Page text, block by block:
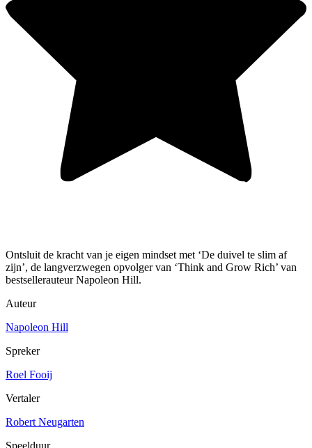
Ontsluit de kracht van je eigen mindset met ‘De duivel te slim af
zijn’, de langverzwegen opvolger van ‘Think and Grow Rich’ van
bestsellerauteur Napoleon Hill.
Auteur
Napoleon Hill
Spreker
Roel Fooij
Vertaler
Robert Neugarten
Speelduur